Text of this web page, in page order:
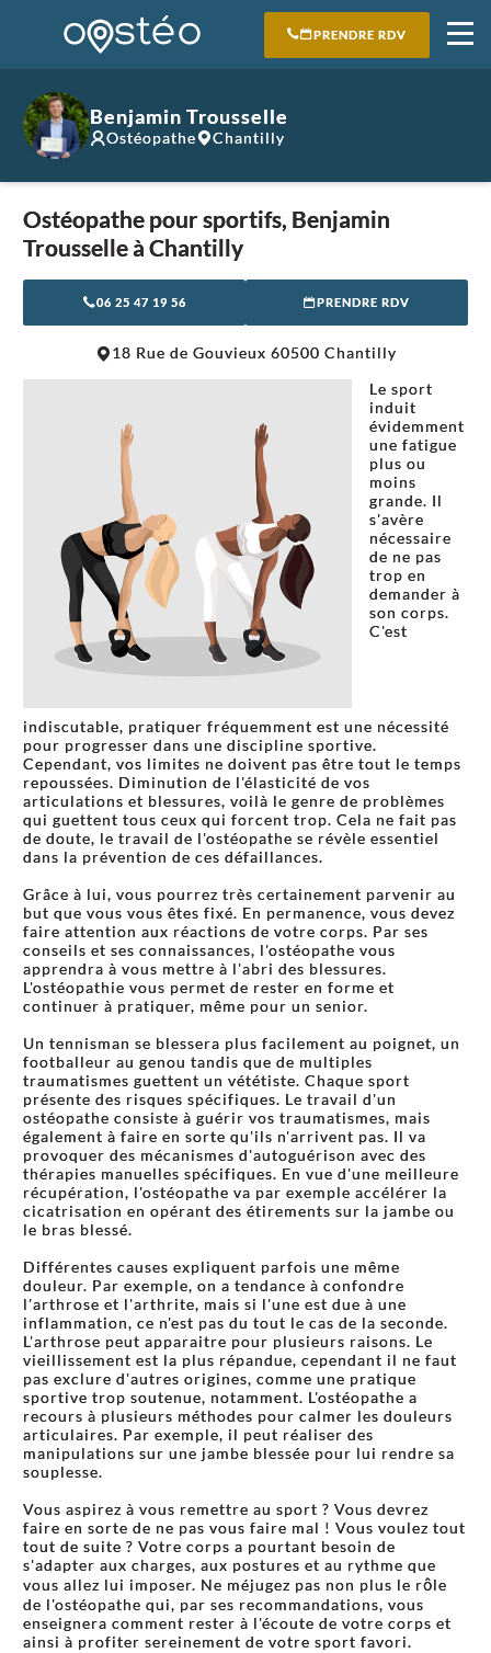
PRENDRE RDV
Benjamin Trousselle
Ostéopathe Chantilly
Ostéopathe pour sportifs, Benjamin
Trousselle à Chantilly
06 25 47 19 56 PRENDRE RDV
+
18 Rue de Gouvieux 60500 Chantilly
Le sport
induit
évidemment
une fatigue
plus ou
moins
grande. Il
s'avère
nécessaire
de ne pas
trop en
demander à
son corps.
C'est
indiscutable, pratiquer fréquemment est une nécessité
pour progresser dans une discipline sportive.
Cependant, vos limites ne doivent pas être tout le temps
repoussées. Diminution de l'élasticité de vos
articulations et blessures, voilà le genre de problèmes
qui guettent tous ceux qui forcent trop. Cela ne fait pas
de doute, le travail de l'ostéopathe se révèle essentiel
dans la prévention de ces défaillances.
Grâce à lui, vous pourrez très certainement parvenir au
but que vous vous êtes fixé. En permanence, vous devez
faire attention aux réactions de votre corps. Par ses
conseils et ses connaissances, l'ostéopathe vous
apprendra à vous mettre à l'abri des blessures.
L'ostéopathie vous permet de rester en forme et
continuer à pratiquer, même pour un senior.
Un tennisman se blessera plus facilement au poignet, un
footballeur au genou tandis que de multiples
traumatismes guettent un vététiste. Chaque sport
présente des risques spécifiques. Le travail d'un
ostéopathe consiste à guérir vos traumatismes, mais
également à faire en sorte qu'ils n'arrivent pas. Il va
provoquer des mécanismes d'autoguérison avec des
thérapies manuelles spécifiques. En vue d'une meilleure
récupération, l'ostéopathe va par exemple accélérer la
cicatrisation en opérant des étirements sur la jambe ou
le bras blessé.
Différentes causes expliquent parfois une même
douleur. Par exemple, on a tendance à confondre
l'arthrose et l'arthrite, mais si l'une est due à une
inflammation, ce n'est pas du tout le cas de la seconde.
L'arthrose peut apparaitre pour plusieurs raisons. Le
vieillissement est la plus répandue, cependant il ne faut
pas exclure d'autres origines, comme une pratique
sportive trop soutenue, notamment. L'ostéopathe a
recours à plusieurs méthodes pour calmer les douleurs
articulaires. Par exemple, il peut réaliser des
manipulations sur une jambe blessée pour lui rendre sa
souplesse.
Vous aspirez à vous remettre au sport ? Vous devrez
faire en sorte de ne pas vous faire mal ! Vous voulez tout
tout de suite ? Votre corps a pourtant besoin de
s'adapter aux charges, aux postures et au rythme que
vous allez lui imposer. Ne méjugez pas non plus le rôle
de l'ostéopathe qui, par ses recommandations, vous
enseignera comment rester à l'écoute de votre corps et
ainsi à profiter sereinement de votre sport favori.